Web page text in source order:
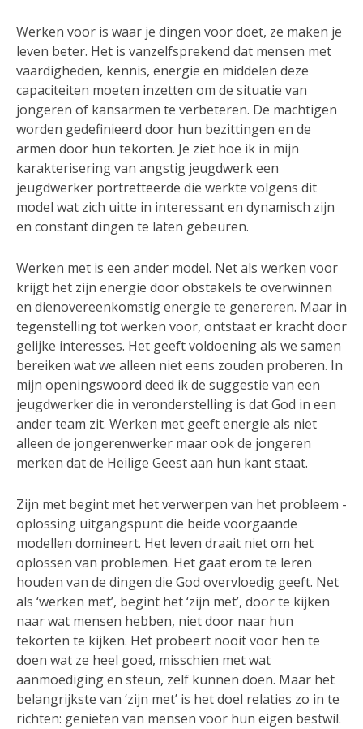
Werken voor is waar je dingen voor doet, ze maken je
leven beter. Het is vanzelfsprekend dat mensen met
vaardigheden, kennis, energie en middelen deze
capaciteiten moeten inzetten om de situatie van
jongeren of kansarmen te verbeteren. De machtigen
worden gedefinieerd door hun bezittingen en de
armen door hun tekorten. Je ziet hoe ik in mijn
karakterisering van angstig jeugdwerk een
jeugdwerker portretteerde die werkte volgens dit
model wat zich uitte in interessant en dynamisch zijn
en constant dingen te laten gebeuren.
Werken met is een ander model. Net als werken voor
krijgt het zijn energie door obstakels te overwinnen
en dienovereenkomstig energie te genereren. Maar in
tegenstelling tot werken voor, ontstaat er kracht door
gelijke interesses. Het geeft voldoening als we samen
bereiken wat we alleen niet eens zouden proberen. In
mijn openingswoord deed ik de suggestie van een
jeugdwerker die in veronderstelling is dat God in een
ander team zit. Werken met geeft energie als niet
alleen de jongerenwerker maar ook de jongeren
merken dat de Heilige Geest aan hun kant staat.
Zijn met begint met het verwerpen van het probleem -
oplossing uitgangspunt die beide voorgaande
modellen domineert. Het leven draait niet om het
oplossen van problemen. Het gaat erom te leren
houden van de dingen die God overvloedig geeft. Net
als ‘werken met’, begint het ‘zijn met’, door te kijken
naar wat mensen hebben, niet door naar hun
tekorten te kijken. Het probeert nooit voor hen te
doen wat ze heel goed, misschien met wat
aanmoediging en steun, zelf kunnen doen. Maar het
belangrijkste van ‘zijn met’ is het doel relaties zo in te
richten: genieten van mensen voor hun eigen bestwil.